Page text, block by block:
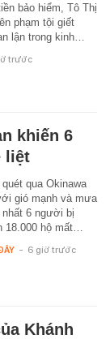
bảo hiểm, Tô Thị
phạm tội giết
lận trong kinh…
trước
khiến 6
liệt
quét qua Okinawa
gió mạnh và mưa
6 người bị
hộ mất…
- 6 giờ trước
Khánh